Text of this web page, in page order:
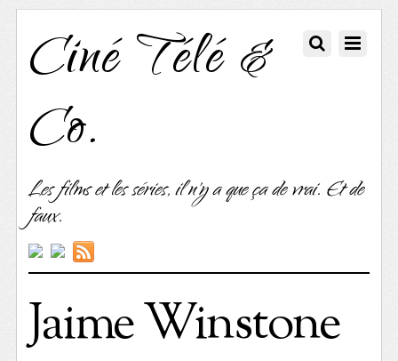
Ciné Télé &
Co.
Les films et les séries, il n'y a que ça de vrai. Et de
faux.
Jaime Winstone